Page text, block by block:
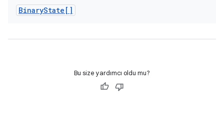
BinaryState[]
Bu size yardımcı oldu mu?